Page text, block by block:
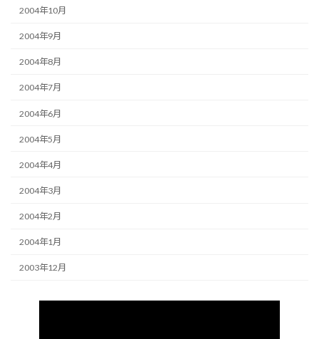
2004年10月
2004年9月
2004年8月
2004年7月
2004年6月
2004年5月
2004年4月
2004年3月
2004年2月
2004年1月
2003年12月